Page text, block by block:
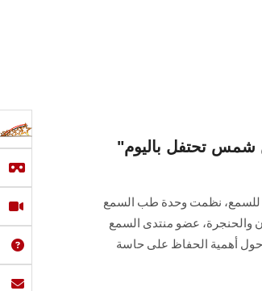
"أحمي سمعك.. اهتم بنفسك"... طب عين شمس تحتفل باليوم
للسمع، نظمت وحدة طب السمع
والحنجرة، عضو منتدى السمع
حول أهمية الحفاظ على حاسة